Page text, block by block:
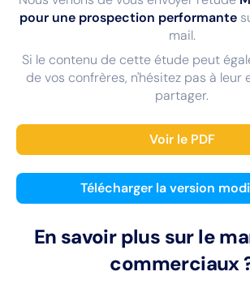
Vidéos
Masterclass
pour une prospection performante
mail.
Si le contenu de cette étude peut
de vos confrères, n'hésitez pas à leur
partager.
Voir le PDF
Télécharger la version
En savoir plus sur le
commerciaux